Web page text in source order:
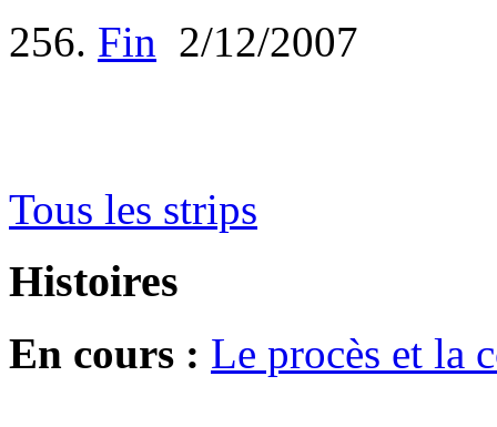
256. Fin 2/12/2007
Tous les strips
Histoires
En cours : Le procès et la